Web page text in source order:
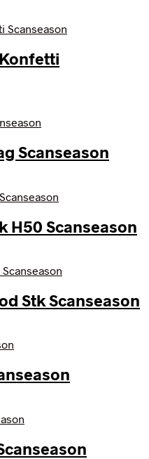
Scanseason
H50 Scanseason
Stk Scanseason